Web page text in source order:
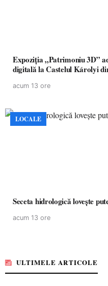
Expoziția „Patrimoniu 3D”
digitală la Castelul Károlyi
acum 13 ore
LOCALE
Seceta hidrologică lovește
acum 13 ore
ULTIMELE ARTICOLE